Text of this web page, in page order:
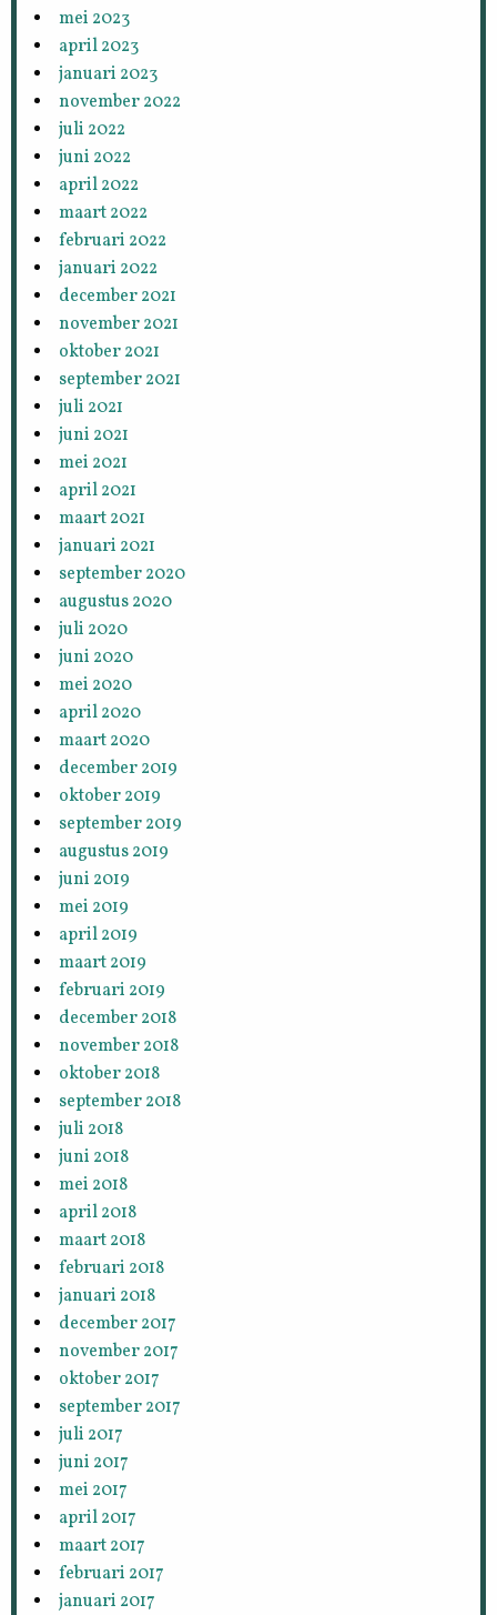
mei 2023
april 2023
januari 2023
november 2022
juli 2022
juni 2022
april 2022
maart 2022
februari 2022
januari 2022
december 2021
november 2021
oktober 2021
september 2021
juli 2021
juni 2021
mei 2021
april 2021
maart 2021
januari 2021
september 2020
augustus 2020
juli 2020
juni 2020
mei 2020
april 2020
maart 2020
december 2019
oktober 2019
september 2019
augustus 2019
juni 2019
mei 2019
april 2019
maart 2019
februari 2019
december 2018
november 2018
oktober 2018
september 2018
juli 2018
juni 2018
mei 2018
april 2018
maart 2018
februari 2018
januari 2018
december 2017
november 2017
oktober 2017
september 2017
juli 2017
juni 2017
mei 2017
april 2017
maart 2017
februari 2017
januari 2017